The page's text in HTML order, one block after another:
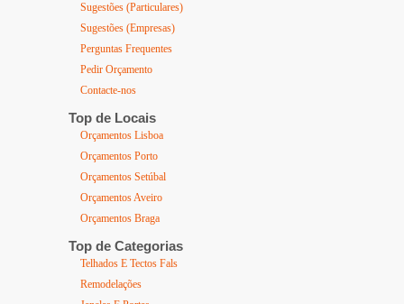
Sugestões (Particulares)
Sugestões (Empresas)
Perguntas Frequentes
Pedir Orçamento
Contacte-nos
Top de Locais
Orçamentos Lisboa
Orçamentos Porto
Orçamentos Setúbal
Orçamentos Aveiro
Orçamentos Braga
Top de Categorias
Telhados E Tectos Fals
Remodelações